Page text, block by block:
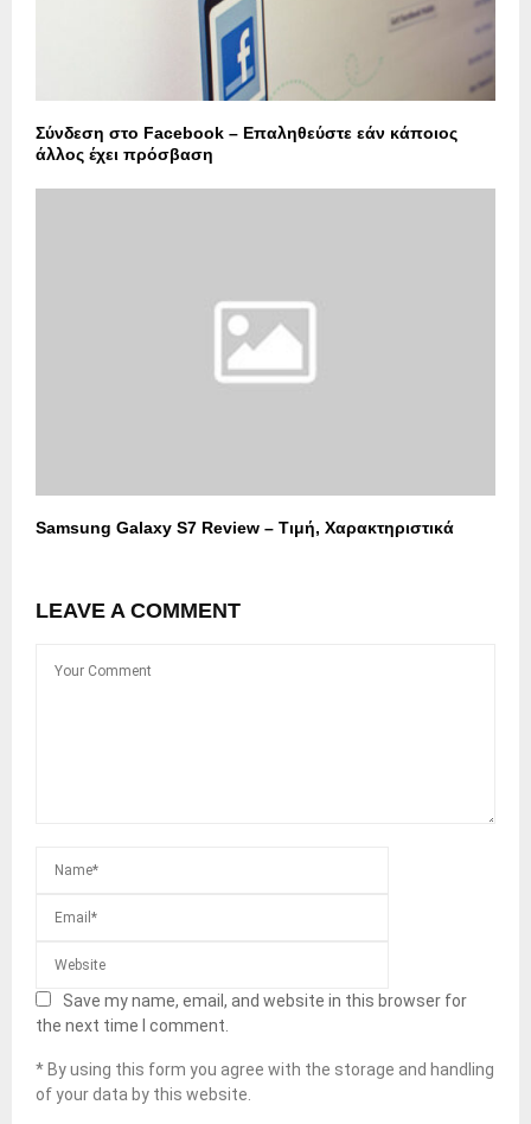
Σύνδεση στο Facebook – Επαληθεύστε εάν κάποιος
άλλος έχει πρόσβαση
Samsung Galaxy S7 Review – Τιμή, Χαρακτηριστικά
LEAVE A COMMENT
Save my name, email, and website in this browser for
the next time I comment.
* By using this form you agree with the storage and handling
of your data by this website.